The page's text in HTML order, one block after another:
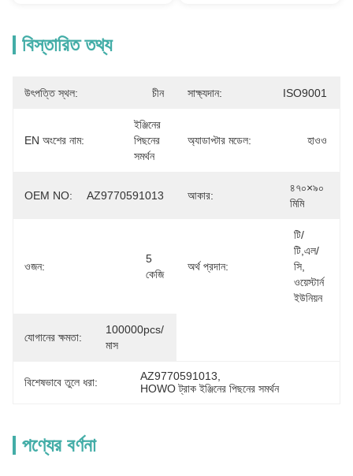
বিস্তারিত তথ্য
উৎপত্তি স্থল: চীন সাক্ষ্যদান: ISO9001
EN অংশের নাম:
ইঞ্জিনের
পিছনের
সমর্থন
অ্যাডাপ্টার মডেল: হাওও
OEM NO: AZ9770591013 আকার:
৪৭০×৯০
মিমি
ওজন:
5
কেজি
অর্থ প্রদান:
টি/
টি,এল/
সি,
ওয়েস্টার্ন
ইউনিয়ন
যোগানের ক্ষমতা:
100000pcs/
মাস
বিশেষভাবে তুলে ধরা: AZ9770591013
HOWO ট্রাক ইঞ্জিনের পিছনের সমর্থন
পণ্যের বর্ণনা